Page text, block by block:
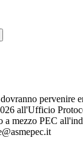
pervenire
all'Ufficio
a mezzo PEC